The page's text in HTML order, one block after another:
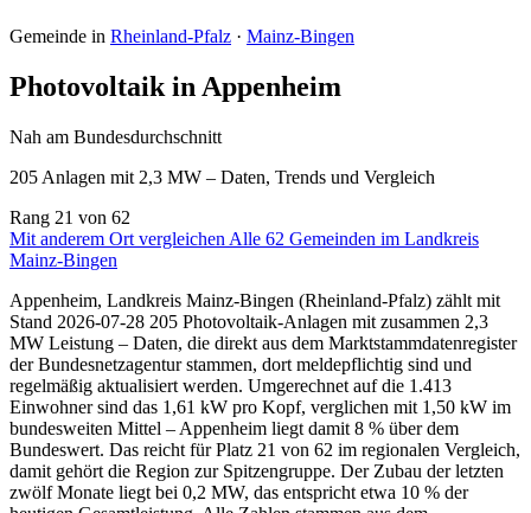
Gemeinde in Rheinland-Pfalz · Mainz-Bingen
Photovoltaik in Appenheim
Nah am Bundesdurchschnitt
205 Anlagen mit 2,3 MW – Daten, Trends und Vergleich
Rang 21 von 62
Mit anderem Ort vergleichen Alle 62 Gemeinden im Landkreis
Mainz-Bingen
Appenheim, Landkreis Mainz-Bingen (Rheinland-Pfalz) zählt mit
Stand 2026-07-28 205 Photovoltaik-Anlagen mit zusammen 2,3
MW Leistung – Daten, die direkt aus dem Marktstammdatenregister
der Bundesnetzagentur stammen, dort meldepflichtig sind und
regelmäßig aktualisiert werden. Umgerechnet auf die 1.413
Einwohner sind das 1,61 kW pro Kopf, verglichen mit 1,50 kW im
bundesweiten Mittel – Appenheim liegt damit 8 % über dem
Bundeswert. Das reicht für Platz 21 von 62 im regionalen Vergleich,
damit gehört die Region zur Spitzengruppe. Der Zubau der letzten
zwölf Monate liegt bei 0,2 MW, das entspricht etwa 10 % der